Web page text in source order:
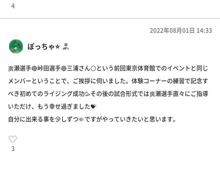
4
ぽっちゃ⭐️
2022年08月01日 14:33
廣瀬選手🔴峠田選手🔵三浦さん⚪️という前回東京体育館でのイベントと同じ
メンバーということで、ご挨拶に伺いました。体験コーナーの練習で記念す
べき初めてのライジング成功🥳その後の試合形式では廣瀬選手直々にご指導
いただけ、もう幸せ過ぎました💝
自分に出来る事を少しずつ🤏ですがやっていきたいと思います。
3